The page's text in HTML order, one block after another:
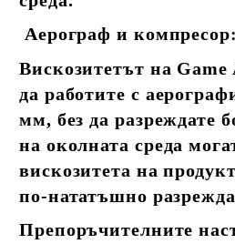
Аерограф и компресор:
Вискозитетът на
да работите с
мм, без да разреждате
на околната среда
вискозитета на
по-нататъшно
Препоръчителните